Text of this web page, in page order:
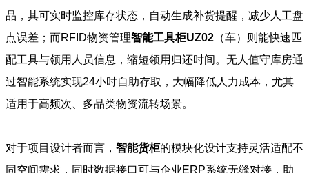
品，其可实时监控库存状态，自动生成补货提醒，减少人工盘
点误差；而RFID物资管理智能工具柜UZ02 （车）则能快速匹
配工具与领用人员信息，缩短领用归还时间。无人值守库房通
过智能系统实现24小时自助存取，大幅降低人力成本，尤其
适用于高频次、多品类物资流转场景。
对于项目设计者而言， 智能货柜的模块化设计支持灵活适配不
同空间需求，同时数据接口可与企业ERP系统无缝对接，助